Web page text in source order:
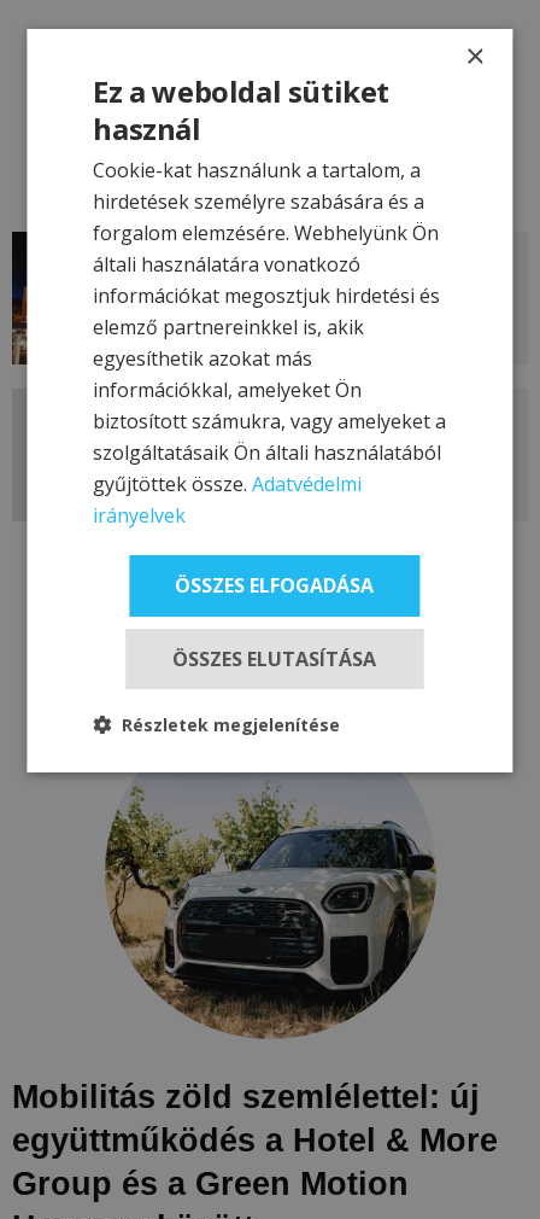
Hotel & More úticélok
Magyarország
Siófok
Sátoraljaújhely
Kiemelt témák, aktualitások
Mobilitás zöld szemlélettel: új
együttműködés a Hotel & More
Group és a Green Motion
×
Ez a weboldal sütiket
használ
Cookie-kat használunk a tartalom, a
hirdetések személyre szabására és a
forgalom elemzésére. Webhelyünk Ön
általi használatára vonatkozó
információkat megosztjuk hirdetési és
elemző partnereinkkel is, akik
egyesíthetik azokat más
információkkal, amelyeket Ön
biztosított számukra, vagy amelyeket a
szolgáltatásaik Ön általi használatából
gyűjtöttek össze.Adatvédelmi
irányelvek
ÖSSZES ELFOGADÁSA
ÖSSZES ELUTASÍTÁSA
Részletek megjelenítése